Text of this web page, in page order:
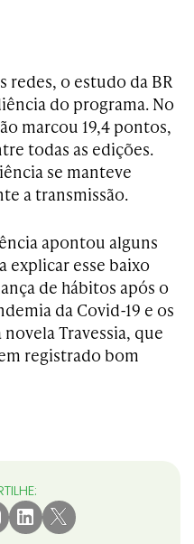
redes, o estudo da BR
do programa. No
marcou 19,4 pontos,
todas as edições.
se manteve
a transmissão.
apontou alguns
explicar esse baixo
de hábitos após o
da Covid-19 e os
Travessia, que
registrado bom